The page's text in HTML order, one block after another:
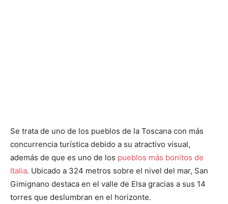
Se trata de uno de los pueblos de la Toscana con más
concurrencia turística debido a su atractivo visual,
además de que es uno de los pueblos más bonitos de
Italia. Ubicado a 324 metros sobre el nivel del mar, San
Gimignano destaca en el valle de Elsa gracias a sus 14
torres que deslumbran en el horizonte.